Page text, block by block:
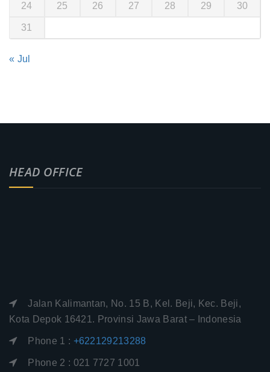
24 25 26 27 28 29 30
31
« Jul
HEAD OFFICE
Jalan Kalimantan, No. 15 B, Kel. Beji, Kec. Beji,
Kota Depok 16421. Provinsi Jawa Barat – Indonesia
Phone 1 : +622129213288
Phone 2 : 021 7727 1001